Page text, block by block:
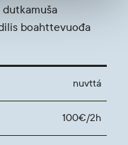
boahttevuođa
nuvttá
100€/2h